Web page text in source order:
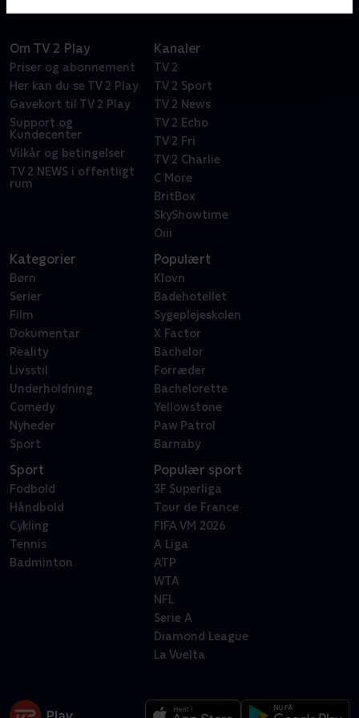
Om TV 2 Play
Priser og abonnement
Her kan du se TV 2 Play
Gavekort til TV 2 Play
Support og
Kundecenter
Vilkår og betingelser
TV 2 NEWS i offentligt
rum
Kanaler
TV 2
TV 2 Sport
TV 2 News
TV 2 Echo
TV 2 Fri
TV 2 Charlie
C More
BritBox
SkyShowtime
Oiii
Kategorier
Børn
Serier
Film
Dokumentar
Reality
Livsstil
Underholdning
Comedy
Nyheder
Sport
Populært
Klovn
Badehotellet
Sygeplejeskolen
X Factor
Bachelor
Forræder
Bachelorette
Yellowstone
Paw Patrol
Barnaby
Sport
Fodbold
Håndbold
Cykling
Tennis
Badminton
Populær sport
3F Superliga
Tour de France
FIFA VM 2026
A Liga
ATP
WTA
NFL
Serie A
Diamond League
La Vuelta